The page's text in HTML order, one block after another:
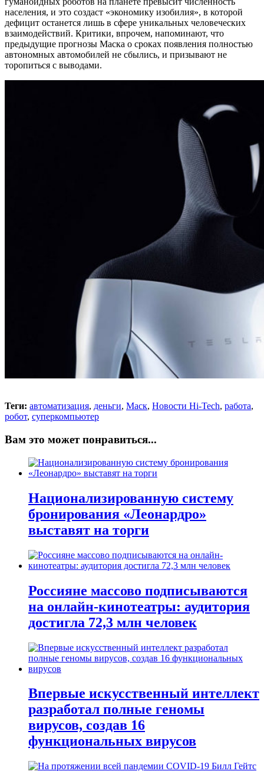
населения, и это создаст «экономику изобилия», в которой
дефицит останется лишь в сфере уникальных человеческих
взаимодействий. Критики, впрочем, напоминают, что
предыдущие прогнозы Маска о сроках появления полностью
автономных автомобилей не сбылись, и призывают не
торопиться с выводами.
Теги: автоматизация, деньги, Маск, Новости Hi-Tech, работа,
робот, суперкомпьютер
Вам это может понравиться...
Национализированную систему
бронирования «Леонардро»
выставят на торги
Россияне массово подписываются
на онлайн-кинотеатры: аудитория
достигла 72,3 млн человек
Впервые искусственный интеллект
разработал полные геномы
вирусов, создав 16
функциональных вирусов